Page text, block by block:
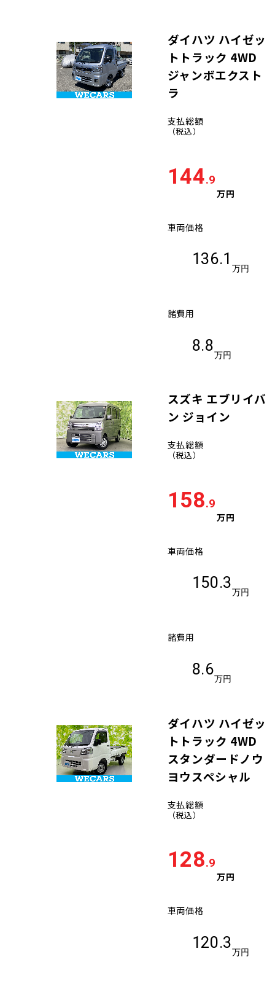
ダイハツ ハイゼッ
トトラック 4WD
ジャンボエクスト
ラ
支払総額
（税込）
144.9
万円
車両価格
136.1
万円
諸費用
8.8
万円
スズキ エブリイバ
ン ジョイン
支払総額
（税込）
158.9
万円
車両価格
150.3
万円
諸費用
8.6
万円
ダイハツ ハイゼッ
トトラック 4WD
スタンダードノウ
ヨウスペシャル
支払総額
（税込）
128.9
万円
車両価格
120.3
万円